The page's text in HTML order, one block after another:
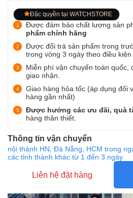
Đặc quyền tại WATCHSTORE
Được đảm bảo chất lượng sản
phẩm chính hãng
Được đổi trả sản phẩm trong
trong vòng 3 ngày theo điều kiện
Miễn phí vận chuyển toàn quốc,
giao nhận.
Giao hàng hỏa tốc (áp dụng đối
hàng gần nhất)
Được hưởng các ưu đãi, quà
hàng thân thiết.
Thông tin vận chuyển
nội thành HN, Đà Nẵng, HCM trong
các tỉnh thành khác từ 1 đến 3 ngày
Liên hệ đặt hàng